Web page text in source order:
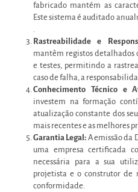
fabricado mantém as
Este sistema é auditado
.
Rastreabilidade e
mantêm registos detalhados
e testes, permitindo a
caso de falha, a
Conhecimento Técnico e
investem na formação
atualização constante dos
mais recentes e as melhores
Garantia Legal: A emissão da
uma empresa certificada
necessária para a sua
projetista e o construtor de
conformidade.